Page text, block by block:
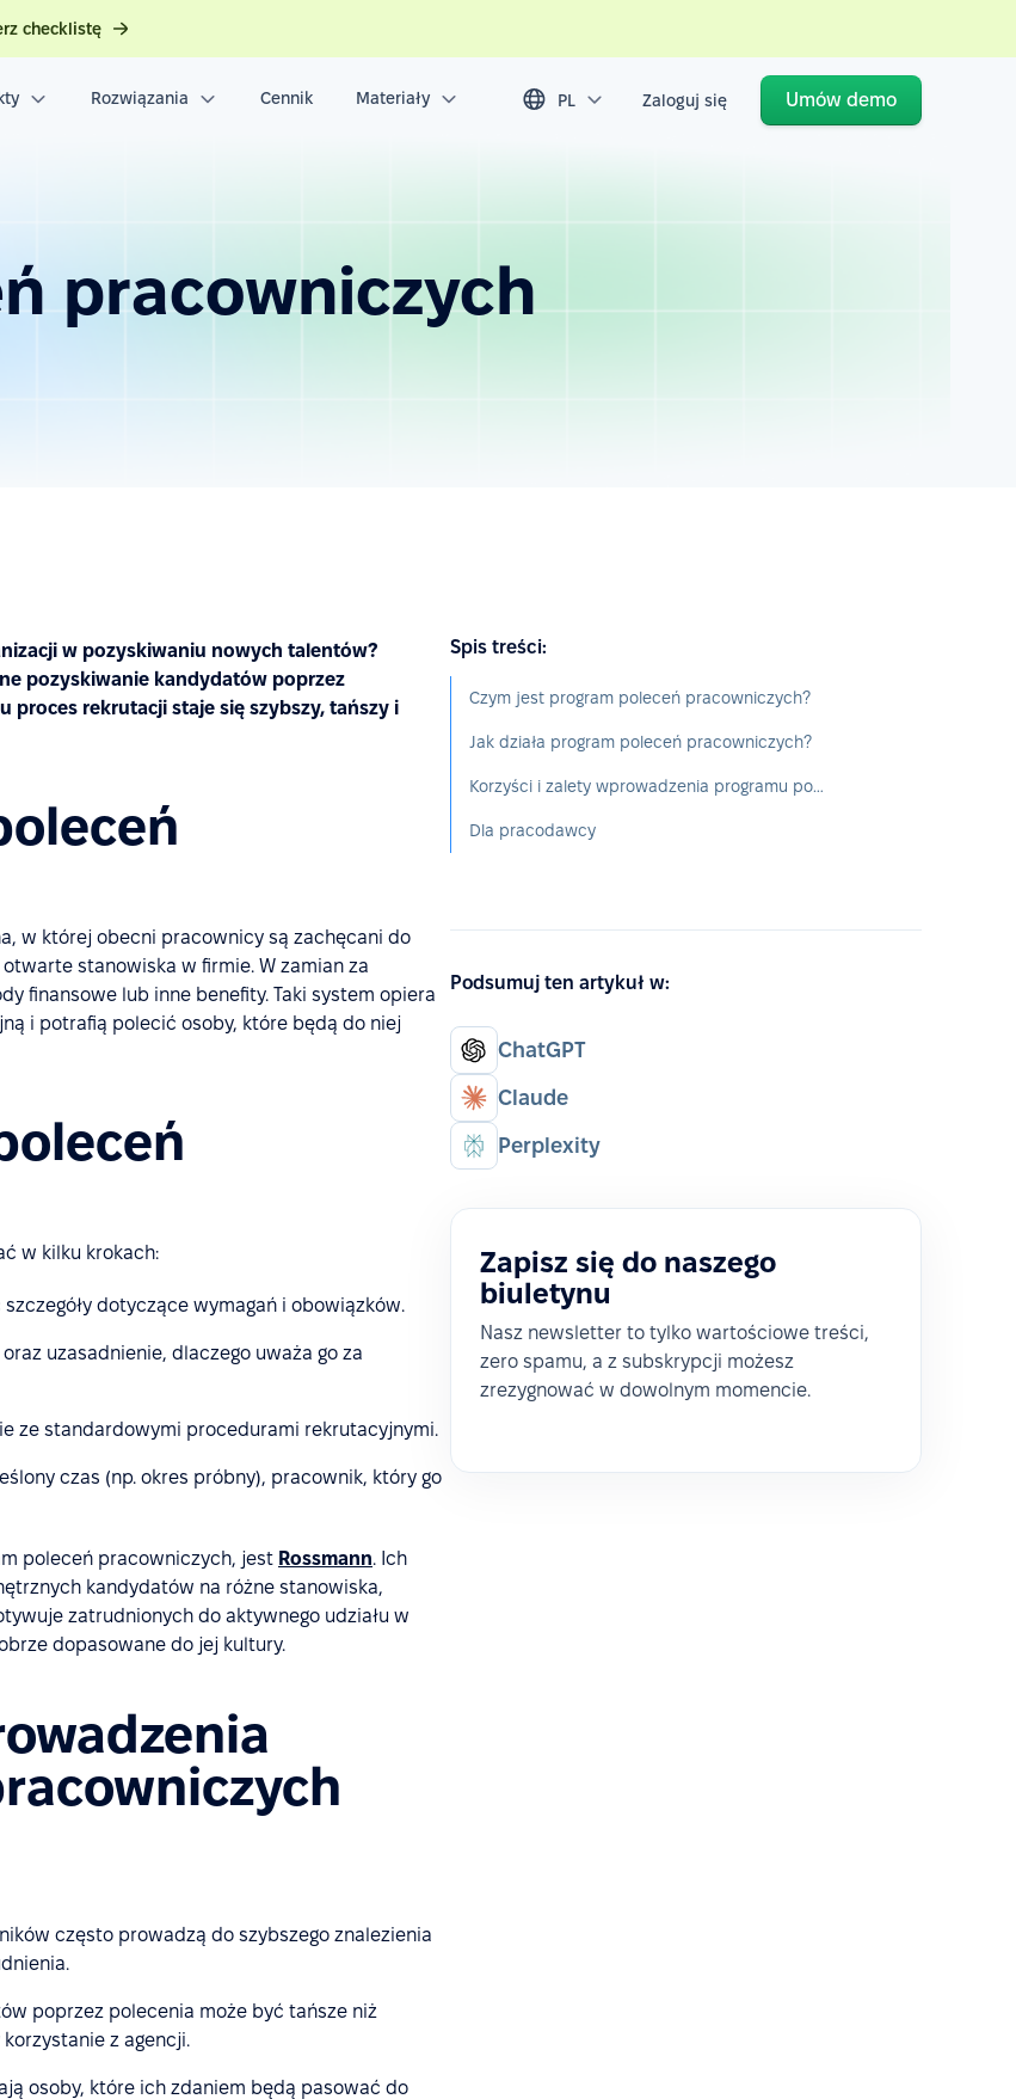
checklistę
Rozwiązania Cennik Materiały PL Zaloguj się Umów demo
pracowniczych
w pozyskiwaniu nowych talentów?
pozyskiwanie kandydatów poprzez
proces rekrutacji staje się szybszy, tańszy i
w której obecni pracownicy są zachęcani do
stanowiska w firmie. W zamian za
finansowe lub inne benefity. Taki system opiera
i potrafią polecić osoby, które będą do niej
w kilku krokach:
dotyczące wymagań i obowiązków.
uzasadnienie, dlaczego uważa go za
ze standardowymi procedurami rekrutacyjnymi.
czas (np. okres próbny), pracownik, który go
poleceń pracowniczych, jest Rossmann. Ich
kandydatów na różne stanowiska,
zatrudnionych do aktywnego udziału w
dopasowane do jej kultury.
często prowadzą do szybszego znalezienia
poprzez polecenia może być tańsze niż
z agencji.
osoby, które ich zdaniem będą pasować do
Spis treści:
Czym jest program poleceń pracowniczych?
Jak działa program poleceń pracowniczych?
Korzyści i zalety wprowadzenia programu poleceń pracowniczych
Dla pracodawcy
Podsumuj ten artykuł w:
ChatGPT
Claude
Perplexity
Zapisz się do naszego
biuletynu
Nasz newsletter to tylko wartościowe treści,
zero spamu, a z subskrypcji możesz
zrezygnować w dowolnym momencie.